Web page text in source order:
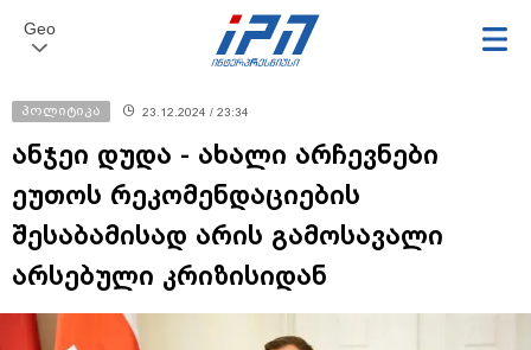
Geo
პოლიტიკა 23.12.2024 / 23:34
ანჯეი დუდა - ახალი არჩევნები
ეუთოს რეკომენდაციების
შესაბამისად არის გამოსავალი
არსებული კრიზისიდან